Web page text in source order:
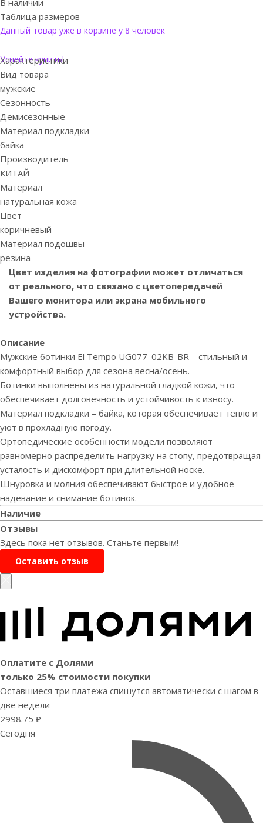
Таблица размеров
Данный товар уже в корзине у 8 человек
Успейте купить!
Характеристики
Вид товара
мужские
Сезонность
Демисезонные
Материал подкладки
байка
Производитель
КИТАЙ
Материал
натуральная кожа
Цвет
коричневый
Материал подошвы
резина
Цвет изделия на фотографии может отличаться
от реального, что связано с цветопередачей
Вашего монитора или экрана мобильного
устройства.
Описание
Мужские ботинки El Tempo UG077_02KB-BR – стильный и
комфортный выбор для сезона весна/осень.
Ботинки выполнены из натуральной гладкой кожи, что
обеспечивает долговечность и устойчивость к износу.
Материал подкладки – байка, которая обеспечивает тепло и
уют в прохладную погоду.
Ортопедические особенности модели позволяют
равномерно распределить нагрузку на стопу, предотвращая
усталость и дискомфорт при длительной носке.
Шнуровка и молния обеспечивают быстрое и удобное
надевание и снимание ботинок.
Наличие
Отзывы
Здесь пока нет отзывов. Станьте первым!
Оставить отзыв
Оплатите с Долями
только 25% стоимости покупки
Оставшиеся три платежа спишутся автоматически с шагом в
две недели
2998.75 ₽
Сегодня